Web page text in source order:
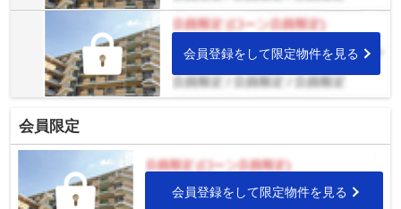
会員登録をして限定物件を見る
会員限定
会員登録をして限定物件を見る